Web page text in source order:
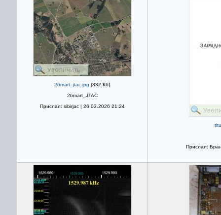
26mart_jtac.jpg [332 Кб]
26mart_JTAC
Прислал: sibirjac | 26.03.2026 21:24
Прислал: